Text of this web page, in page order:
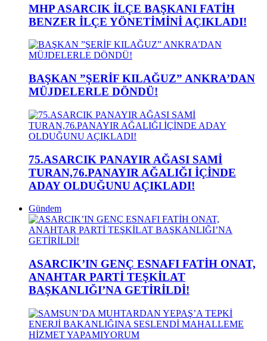
MHP ASARCIK İLÇE BAŞKANI FATİH
BENZER İLÇE YÖNETİMİNİ AÇIKLADI!
BAŞKAN ”ŞERİF KILAĞUZ” ANKRA’DAN
MÜJDELERLE DÖNDÜ!
75.ASARCIK PANAYIR AĞASI SAMİ
TURAN,76.PANAYIR AĞALIĞI İÇİNDE
ADAY OLDUĞUNU AÇIKLADI!
Gündem
ASARCIK’IN GENÇ ESNAFI FATİH ONAT,
ANAHTAR PARTİ TEŞKİLAT
BAŞKANLIĞI’NA GETİRİLDİ!